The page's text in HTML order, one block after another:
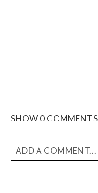
SHOW 0 COMMENTS
ADD A COMMENT...